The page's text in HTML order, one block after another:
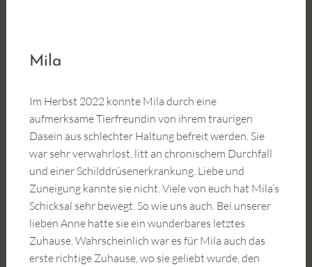
Mila
Im Herbst 2022 konnte Mila durch eine
aufmerksame Tierfreundin von ihrem traurigen
Dasein aus schlechter Haltung befreit werden. Sie
war sehr verwahrlost, litt an chronischem Durchfall
und einer Schilddrüsenerkrankung. Liebe und
Zuneigung kannte sie nicht. Viele von euch hat Mila’s
Schicksal sehr bewegt. So wie uns auch. Bei unserer
lieben Anne hatte sie ein wunderbares letztes
Zuhause. Wahrscheinlich war es für Mila auch das
erste richtige Zuhause, wo sie geliebt wurde, den